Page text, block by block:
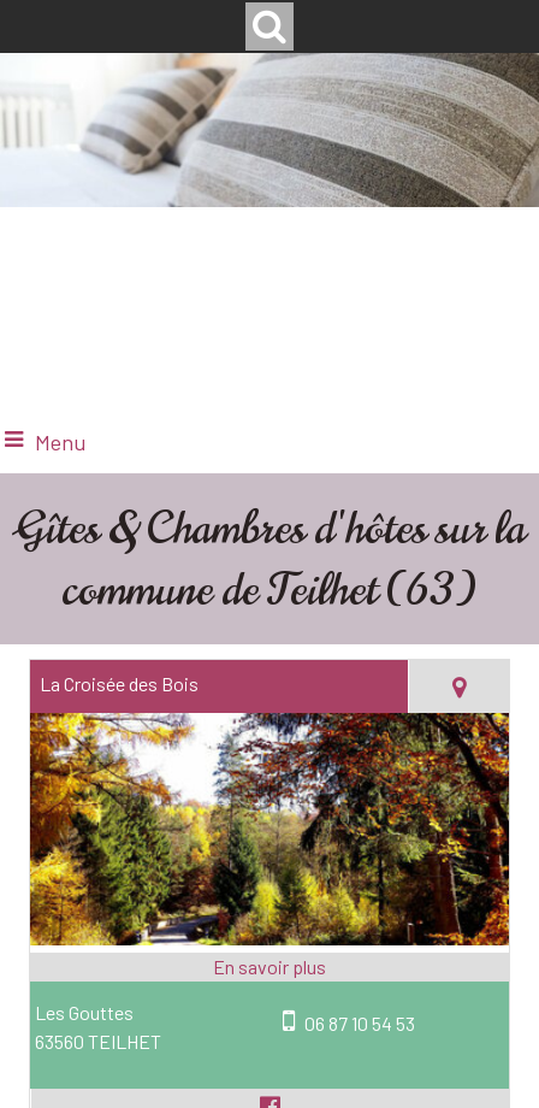
Menu
Gîtes & Chambres d'hôtes sur la
commune de Teilhet (63)
La Croisée des Bois
Les Gouttes
63560 TEILHET
06 87 10 54 53